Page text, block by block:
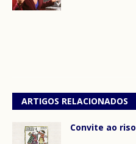
ARTIGOS RELACIONADOS
Convite ao riso